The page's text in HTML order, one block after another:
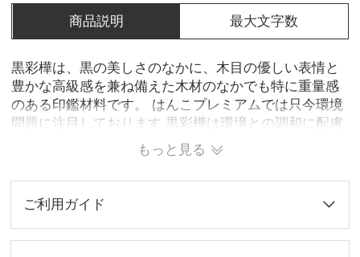
商品説明 最大文字数
黒彩樺は、黒の美しさのなかに、木目の優しい表情と
豊かな高級感を兼ね備えた木材のなかでも特に重量感
のある印鑑材料です。 はんこプレミアムでは只今環境
問題に注目しております 黒彩樺は環境との調和に配慮
した素材なので、官公庁・環境関連企業団体に推奨さ
もっと見る
ご利用ガイド